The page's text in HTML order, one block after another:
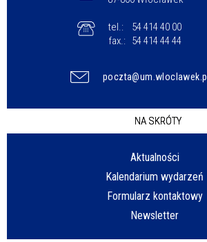
tel.:
54 414 40 00
fax.:
54 414 44 44
poczta@um.wloclawek.pl
NA SKRÓTY
Aktualności
Kalendarium wydarzeń
Formularz kontaktowy
Newsletter